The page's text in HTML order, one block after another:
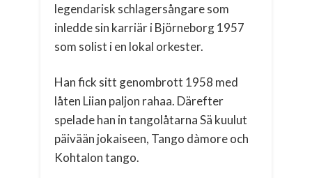
legendarisk schlagersångare som
inledde sin karriär i Björneborg 1957
som solist i en lokal orkester.
Han fick sitt genombrott 1958 med
låten Liian paljon rahaa. Därefter
spelade han in tangolåtarna Sä kuulut
päivään jokaiseen, Tango dàmore och
Kohtalon tango.